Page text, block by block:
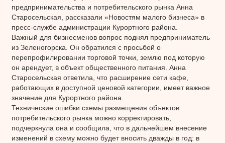
предпринимательства и потребительского рынка Анна
Старосельская, рассказали «Новостям малого бизнеса» в
пресс-службе администрации Курортного района.
Важный для бизнесменов вопрос поднял предприниматель
из Зеленогорска. Он обратился с просьбой о
перепрофилировании торговой точки, землю под которую
он арендует, в объект общественного питания. Анна
Старосельская ответила, что расширение сети кафе,
работающих в доступной ценовой категории, имеет важное
значение для Курортного района.
Технические ошибки схемы размещения объектов
потребительского рынка можно корректировать,
подчеркнула она и сообщила, что в дальнейшем внесение
изменений в схему можно будет вносить дважды в год: в